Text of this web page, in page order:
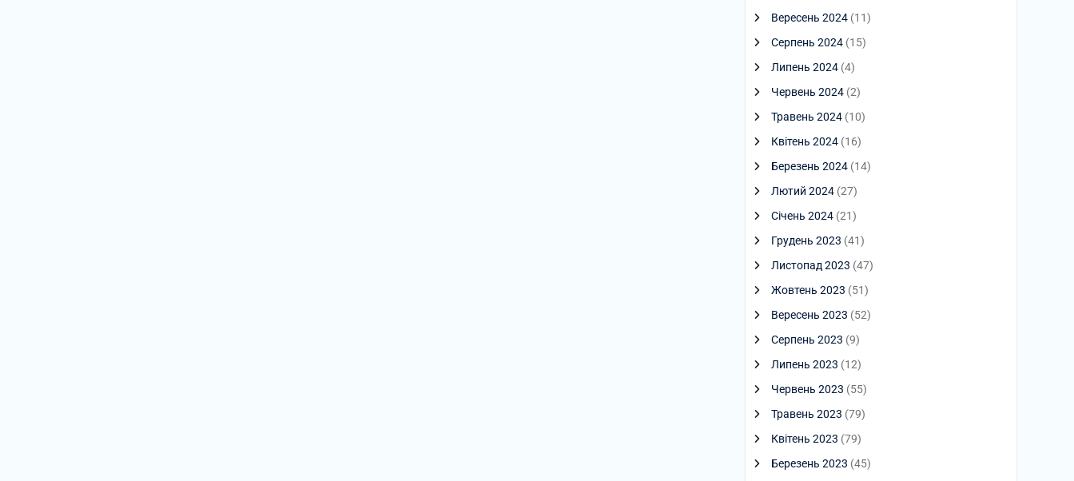
Вересень 2024 (11)
Серпень 2024 (15)
Липень 2024 (4)
Червень 2024 (2)
Травень 2024 (10)
Квітень 2024 (16)
Березень 2024 (14)
Лютий 2024 (27)
Січень 2024 (21)
Грудень 2023 (41)
Листопад 2023 (47)
Жовтень 2023 (51)
Вересень 2023 (52)
Серпень 2023 (9)
Липень 2023 (12)
Червень 2023 (55)
Травень 2023 (79)
Квітень 2023 (79)
Березень 2023 (45)